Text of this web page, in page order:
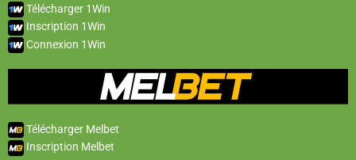
Télécharger 1Win
Inscription 1Win
Connexion 1Win
Télécharger Melbet
Inscription Melbet